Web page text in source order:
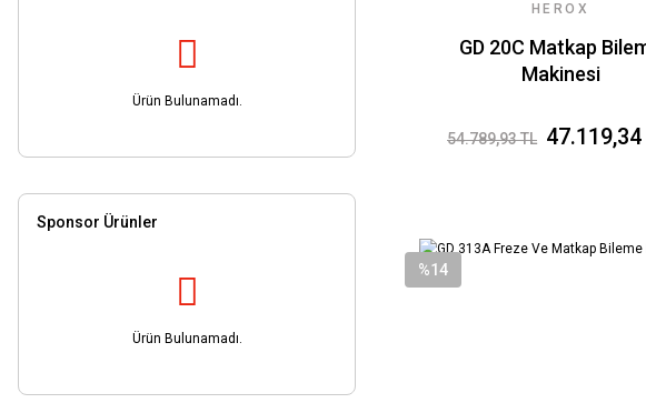
Ürün Bulunamadı.
Sponsor Ürünler
Ürün Bulunamadı.
HEROX
GD 20C Matkap
Makinesi
54.789,93 TL
%14